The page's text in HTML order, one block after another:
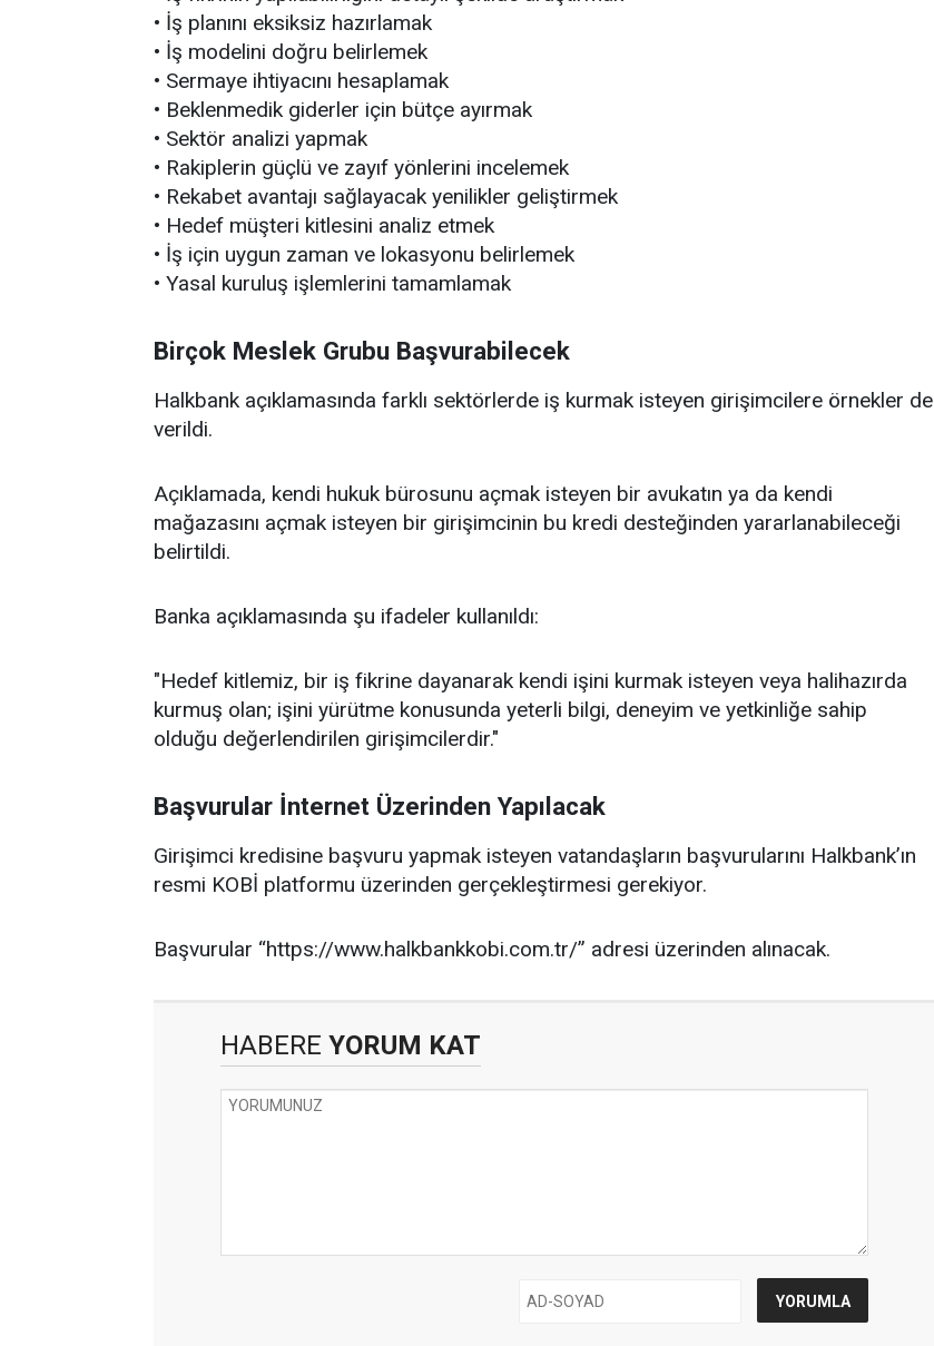
• İş planını eksiksiz hazırlamak
• İş modelini doğru belirlemek
• Sermaye ihtiyacını hesaplamak
• Beklenmedik giderler için bütçe ayırmak
• Sektör analizi yapmak
• Rakiplerin güçlü ve zayıf yönlerini incelemek
• Rekabet avantajı sağlayacak yenilikler geliştirmek
• Hedef müşteri kitlesini analiz etmek
• İş için uygun zaman ve lokasyonu belirlemek
• Yasal kuruluş işlemlerini tamamlamak
Birçok Meslek Grubu Başvurabilecek
Halkbank açıklamasında farklı sektörlerde iş kurmak isteyen girişimcilere örnekler de
verildi.
Açıklamada, kendi hukuk bürosunu açmak isteyen bir avukatın ya da kendi
mağazasını açmak isteyen bir girişimcinin bu kredi desteğinden yararlanabileceği
belirtildi.
Banka açıklamasında şu ifadeler kullanıldı:
"Hedef kitlemiz, bir iş fikrine dayanarak kendi işini kurmak isteyen veya halihazırda
kurmuş olan; işini yürütme konusunda yeterli bilgi, deneyim ve yetkinliğe sahip
olduğu değerlendirilen girişimcilerdir."
Başvurular İnternet Üzerinden Yapılacak
Girişimci kredisine başvuru yapmak isteyen vatandaşların başvurularını Halkbank’ın
resmi KOBİ platformu üzerinden gerçekleştirmesi gerekiyor.
Başvurular “https://www.halkbankkobi.com.tr/” adresi üzerinden alınacak.
HABERE YORUM KAT